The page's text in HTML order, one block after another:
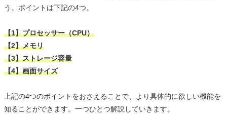
う。ポイントは下記の4つ。
【1】プロセッサー（CPU）
【2】メモリ
【3】ストレージ容量
【4】画面サイズ
上記の4つのポイントをおさえることで、より具体的に欲しい機能を
知ることができます。一つひとつ解説していきます。